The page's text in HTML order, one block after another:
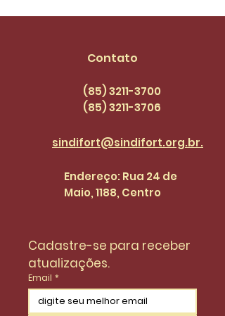
compromete com
servidores(as) |
Contato
(85) 3211-3700
(85) 3211-3706
sindifort@sindifort.org.br.
Endereço: Rua 24 de
Maio, 1188, Centro
Cadastre-se para receber
atualizações.
Email *